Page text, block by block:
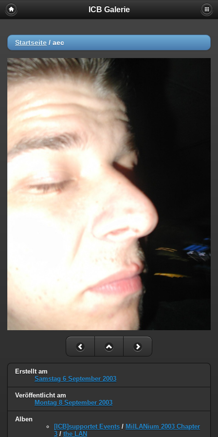
ICB Galerie
Startseite / aec
Erstellt am
Samstag 6 September 2003
Veröffentlicht am
Montag 8 September 2003
Alben
[ICB]supportet Events / MilLANium 2003 Chapter
3 / the LAN